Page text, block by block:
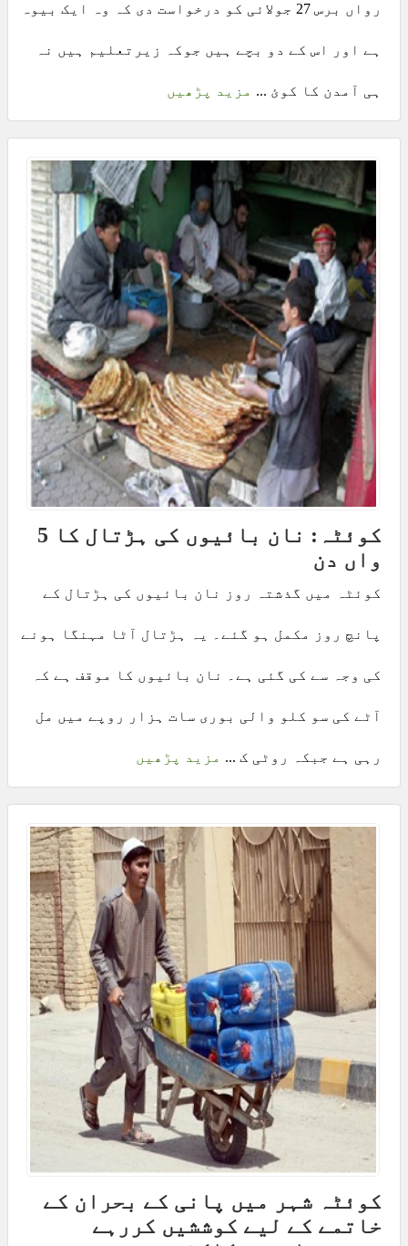
رواں برس 27 جولائی کو درخواست دی کہ وہ ایک بیوہ
ہے اور اس کے دو بچے ہیں جوکہ زیرتعلیم ہیں نہ
ہی آمدن کا کوئ ... مزید پڑھیں
کوئٹہ: نان بائیوں کی ہڑتال کا 5
واں دن
کوئٹہ میں گذشتہ روز نان بائیوں کی ہڑتال کے
پانچ روز مکمل ہو گئے۔ یہ ہڑتال آٹا مہنگا ہونے
کی وجہ سے کی گئی ہے۔ نان بائیوں کا موقف ہے کہ
آٹے کی سو کلو والی بوری سات ہزار روپے میں مل
رہی ہے جبکہ روٹی ک ... مزید پڑھیں
کوئٹہ شہر میں پانی کے بحران کے
خاتمے کے لیے کوششیں کررہے